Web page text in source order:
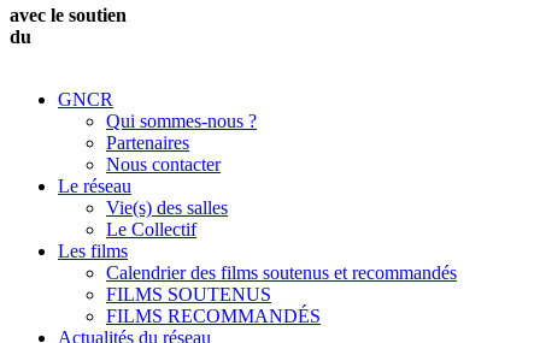
avec le soutien
du
GNCR
Qui sommes-nous ?
Partenaires
Nous contacter
Le réseau
Vie(s) des salles
Le Collectif
Les films
Calendrier des films soutenus et recommandés
FILMS SOUTENUS
FILMS RECOMMANDÉS
Actualités du réseau